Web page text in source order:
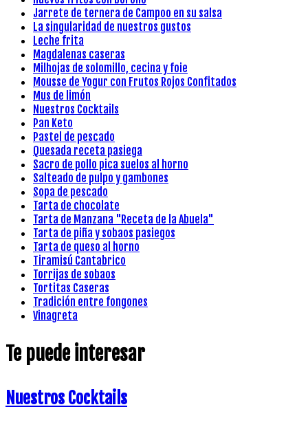
Jarrete de ternera de Campoo en su salsa
La singularidad de nuestros gustos
Leche frita
Magdalenas caseras
Milhojas de solomillo, cecina y foie
Mousse de Yogur con Frutos Rojos Confitados
Mus de limón
Nuestros Cocktails
Pan Keto
Pastel de pescado
Quesada receta pasiega
Sacro de pollo pica suelos al horno
Salteado de pulpo y gambones
Sopa de pescado
Tarta de chocolate
Tarta de Manzana "Receta de la Abuela"
Tarta de piña y sobaos pasiegos
Tarta de queso al horno
Tiramisú Cantabrico
Torrijas de sobaos
Tortitas Caseras
Tradición entre fongones
Vinagreta
Te puede interesar
Nuestros Cocktails